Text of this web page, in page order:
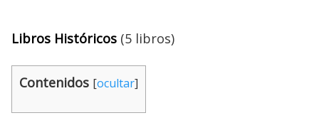
Libros Históricos (5 libros)
Contenidos [ocultar]